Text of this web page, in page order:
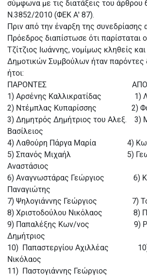
σύμφωνα με τις διατάξεις του άρθρου
Ν.3852/2010 (ΦΕΚ Α' 87).
Πριν από την έναρξη της συνεδρίασης
Πρόεδρος διαπίστωσε ότι παρίσταται
Τζίτζιος Ιωάννης, νομίμως κληθείς
Δημοτικών Συμβούλων ήταν παρόντες
ήτοι:
ΠΑΡΟΝΤΕΣ
1) Αρσένης Καλλικρατίδας 1)
2) Ντέμπλας Κυπαρίσσης 2)
3) Δημητρός Δημήτριος του Αλεξ. 3)
Βασίλειος
4) Λαθούρη Πάργα Μαρία 4)
5) Σπανός Μιχαήλ 5)
Αναστάσιος
6) Αναγνωστάρας Γεώργιος 6)
Παναγιώτης
7) Ψηλογιάννης Γεώργιος 7)
8) Χριστοδούλου Νικόλαος 8)
9) Παπαλέξης Κων/νος 9)
Δημήτριος
10) Παπαστεργίου Αχιλλέας 10)
Νικόλαος
11) Παστογιάννης Γεώργιος